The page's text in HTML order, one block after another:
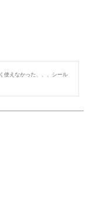
使えなかった、、、シール